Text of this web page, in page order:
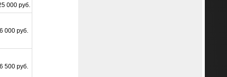
000 руб.
6 000 руб.
6 500 руб.